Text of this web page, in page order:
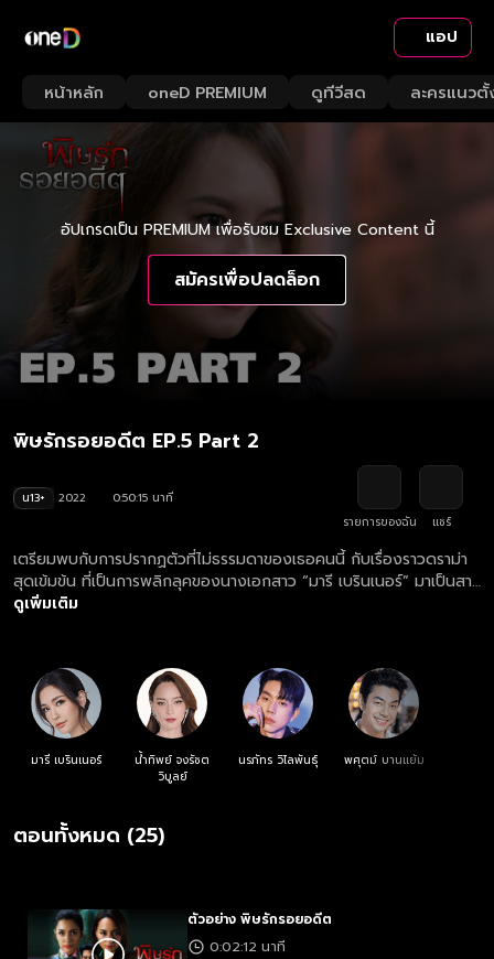
แอป
หน้าหลัก oneD PREMIUM ดูทีวีสด ละครแนวตั้
อัปเกรดเป็น PREMIUM เพื่อรับชม Exclusive Content นี้
สมัครเพื่อปลดล็อก
พิษรักรอยอดีต EP.5 Part 2
น13+ 2022
0:50:15 นาที
รายการของฉัน
แชร์
เตรียมพบกับการปรากฏตัวที่ไม่ธรรมดาของเธอคนนี้ กับเรื่องราวดราม่า
สุดเข้มข้น ที่เป็นการพลิกลุคของนางเอกสาว “มารี เบรินเนอร์” มาเป็นสาว
พลัสไซส์จนแทบจำไม่ได้!! ที่เต็มไปด้วยแรงแค้น ขอท้าชนกับรุ่นพี่ตัวแม่
ทำลายล้างรุนแรงได้ขนาดไหน?
ดูเพิ่มเติม
มารี เบรินเนอร์
น้ำทิพย์ จงรัชต
วิบูลย์
นรภัทร วิไลพันธุ์ พศุตม์ บานแย้ม
ตอนทั้งหมด (25)
ตัวอย่าง พิษรักรอยอดีต
0:02:12 นาที